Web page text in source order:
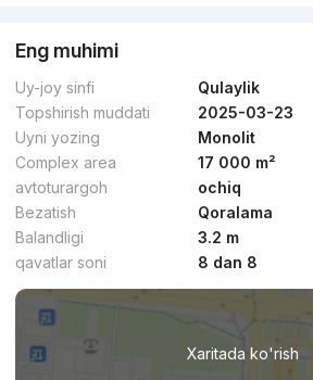
Eng muhimi
Uy-joy sinfi
Qulaylik
Topshirish muddati
2025-03-23
Uyni yozing
Monolit
Complex area
17 000 m²
avtoturargoh
ochiq
Bezatish
Qoralama
Balandligi
3.2 m
qavatlar soni
8 dan 8
Xaritada ko'rish